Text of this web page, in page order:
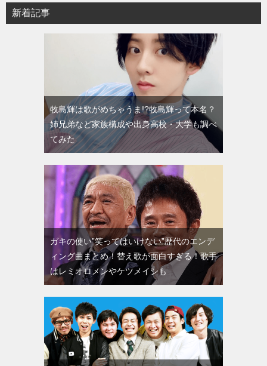
新着記事
牧島輝は歌がめちゃうま!?牧島輝って本名？
姉兄弟など家族構成や出身高校・大学も調べ
てみた
ガキの使い”笑ってはいけない”歴代のエンデ
ィング曲まとめ！替え歌が面白すぎる！歌手
はレミオロメンやケツメイシも